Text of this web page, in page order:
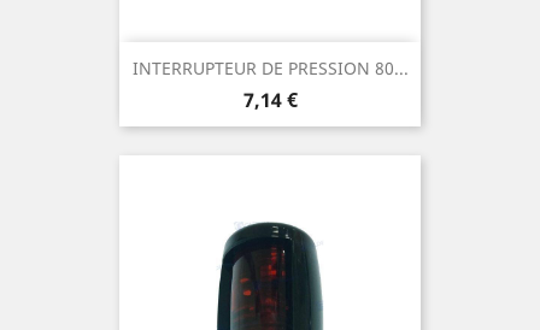
INTERRUPTEUR DE PRESSION 80...
Prix
7,14 €